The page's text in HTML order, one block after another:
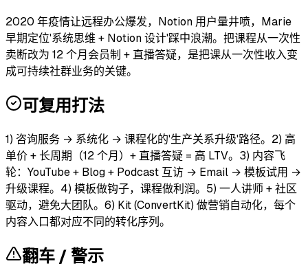
2020 年疫情让远程办公爆发，Notion 用户量井喷，Marie
早期定位'系统思维 + Notion 设计'踩中浪潮。把课程从一次性
卖断改为 12 个月会员制 + 直播答疑，是把课从一次性收入变
成可持续社群业务的关键。
可复用打法
1) 咨询服务 → 系统化 → 课程化的'生产关系升级'路径。2) 高
单价 + 长周期（12 个月）+ 直播答疑 = 高 LTV。3) 内容飞
轮：YouTube + Blog + Podcast 互访 → Email → 模板试用 →
升级课程。4) 模板做钩子，课程做利润。5) 一人讲师 + 社区
驱动，避免大团队。6) Kit (ConvertKit) 做营销自动化，每个
内容入口都对应不同的转化序列。
翻车 / 警示